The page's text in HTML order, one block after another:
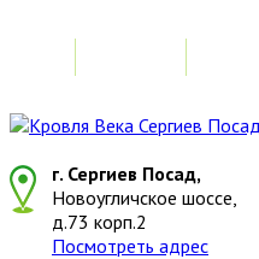
г. Сергиев Посад,
Новоугличское шоссе,
д.73 корп.2
Посмотреть адрес